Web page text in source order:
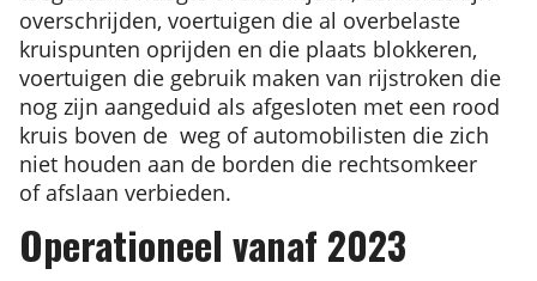
overschrijden, voertuigen die al overbelaste
kruispunten oprijden en die plaats blokkeren,
voertuigen die gebruik maken van rijstroken die
nog zijn aangeduid als afgesloten met een rood
kruis boven de weg of automobilisten die zich
niet houden aan de borden die rechtsomkeer
of afslaan verbieden.
Operationeel vanaf 2023